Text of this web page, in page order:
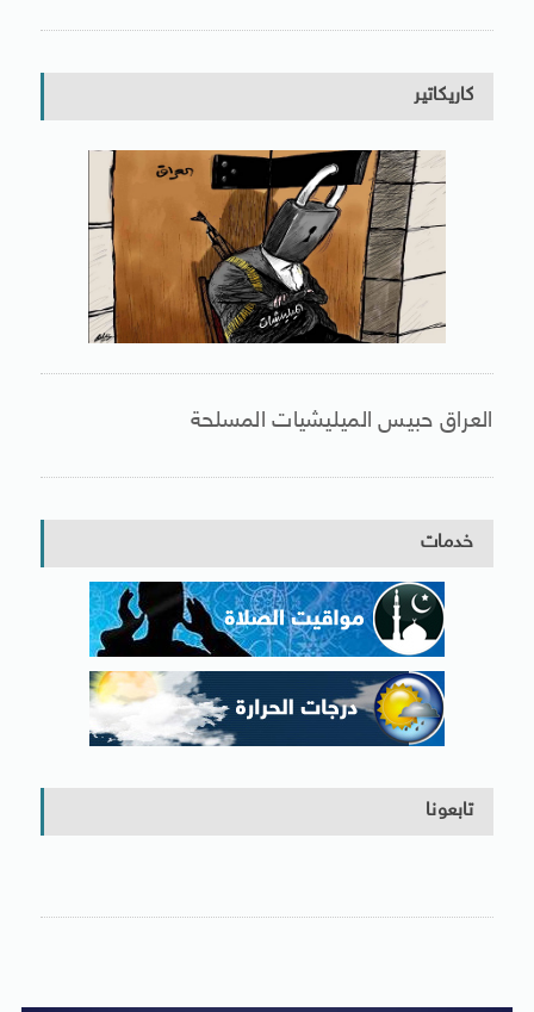
كاريكاتير
العراق حبيس الميليشيات المسلحة
خدمات
تابعونا